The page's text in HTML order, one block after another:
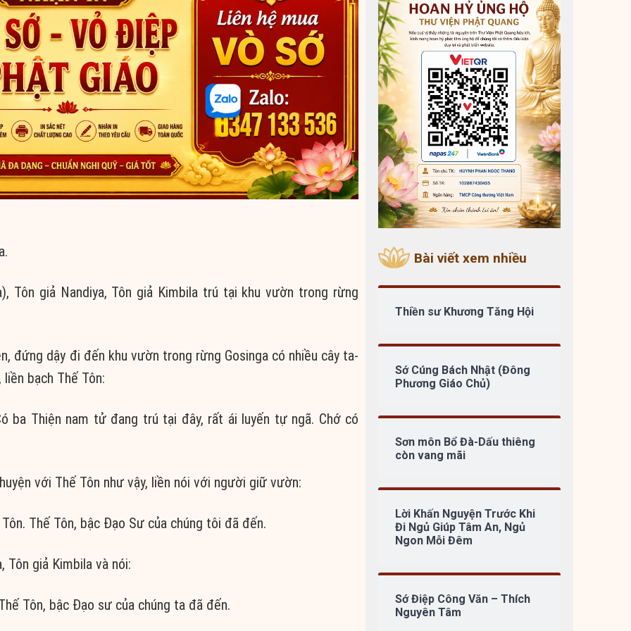
Tôn giả Nandiya, Tôn giả Kimbila trú tại khu vườn trong rừng
đứng dậy đi đến khu vườn trong rừng Gosinga có nhiều cây ta-
bạch Thế Tôn:
ba Thiện nam tử đang trú tại đây, rất ái luyến tự ngã. Chớ có
với Thế Tôn như vậy, liền nói với người giữ vườn:
Thế Tôn, bậc Ðạo Sư của chúng tôi đã đến.
Tôn giả Kimbila và nói:
Tôn, bậc Đạo sư của chúng ta đã đến.
Bài viết xem nhiều
Thiền sư Khương Tăng Hội
Sớ Cúng Bách Nhật (Đông
Phương Giáo Chủ)
Sơn môn Bổ Đà-Dấu thiêng
còn vang mãi
Lời Khấn Nguyện Trước Khi
Đi Ngủ Giúp Tâm An, Ngủ
Ngon Mỗi Đêm
Sớ Điệp Công Văn – Thích
Nguyên Tâm